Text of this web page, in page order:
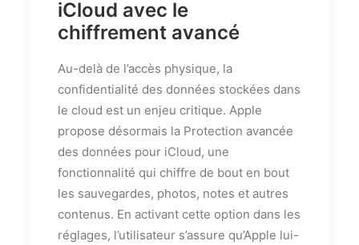
iCloud avec le
chiffrement avancé
Au-delà de l’accès physique, la
confidentialité des données stockées dans
le cloud est un enjeu critique. Apple
propose désormais la Protection avancée
des données pour iCloud, une
fonctionnalité qui chiffre de bout en bout
les sauvegardes, photos, notes et autres
contenus. En activant cette option dans les
réglages, l’utilisateur s’assure qu’Apple lui-